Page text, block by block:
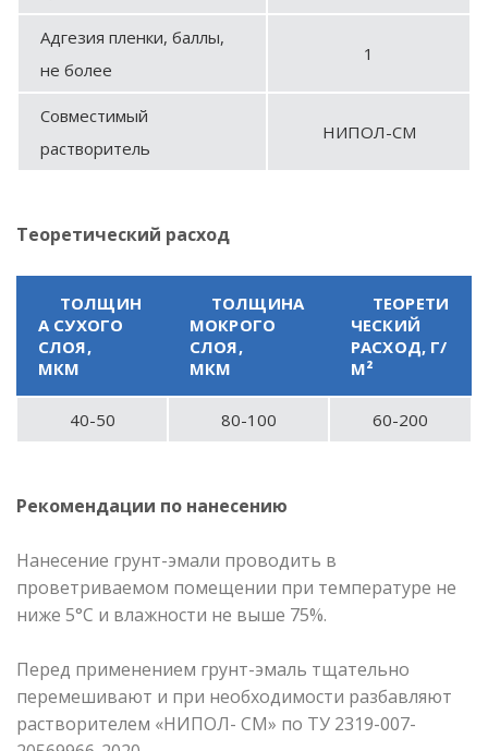
Адгезия пленки, баллы,
не более
1
Совместимый
растворитель
НИПОЛ-СМ
Теоретический расход
ТОЛЩИН
А СУХОГО
СЛОЯ,
МКМ
ТОЛЩИНА
МОКРОГО
СЛОЯ,
МКМ
ТЕОРЕТИ
ЧЕСКИЙ
РАСХОД, Г/
М²
40-50 80-100 60-200
Рекомендации по нанесению
Нанесение грунт-эмали проводить в
проветриваемом помещении при температуре не
ниже 5°С и влажности не выше 75%.
Перед применением грунт-эмаль тщательно
перемешивают и при необходимости разбавляют
растворителем «НИПОЛ- СМ» по ТУ 2319-007-